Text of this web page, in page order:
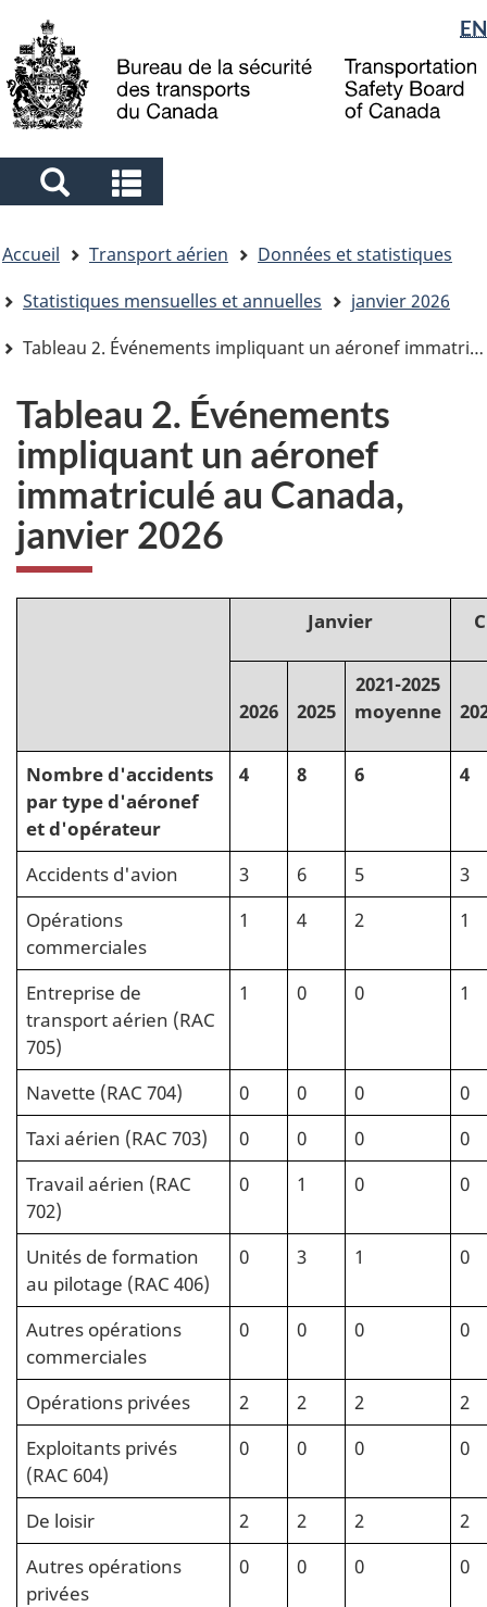
to
main
to
"About
government"
à
la
Sélection
de
la
langue
EN
Search
and
menus
and
menus
êtes
ici
Accueil Transport aérien
Données et statistiques
Statistiques mensuelles et annuelles
janvier 2026
Tableau 2. Événements impliquant un aéronef immatriculé au Canada, janvier 2026
Tableau 2. Événements
impliquant un aéronef
immatriculé au Canada,
janvier 2026
Janvier
2026 2025
2021-2025
moyenne
Nombre d'accidents
par type d'aéronef
et d'opérateur
4 8 6 4
Accidents d'avion 3 6 5
3
Opérations
commerciales
1 4 2 1
Entreprise de
transport aérien (RAC
705)
1 0 0 1
Navette (RAC 704) 0 0 0
0
Taxi aérien (RAC 703)
0 0 0
0
Travail aérien (RAC
702)
0 1 0 0
Unités de formation
au pilotage (RAC 406)
0 3 1 0
Autres opérations
commerciales
0 0 0 0
Opérations privées 2 2 2
2
Exploitants privés
(RAC 604)
0 0 0 0
De loisir 2 2 2
2
Autres opérations
privées
0 0 0 0